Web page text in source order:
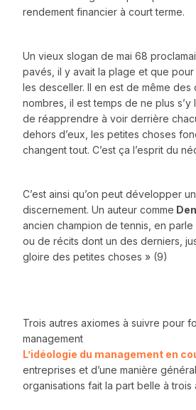
rendement financier à court terme.
Un vieux slogan de mai 68
pavés, il y avait la plage et que
les desceller. Il en est de même des
nombres, il est temps de ne plus
de réapprendre à voir derrière
dehors d’eux, les petites choses
changent tout. C’est ça l’esprit du
C’est ainsi qu’on peut développer
discernement. Un auteur comme
ancien champion de tennis, en parle
ou de récits dont un des derniers,
gloire des petites choses » (9)
Trois autres axiomes à suivre pour
management
L’idéologie du management en
entreprises et d’une manière
organisations fait la part belle à trois